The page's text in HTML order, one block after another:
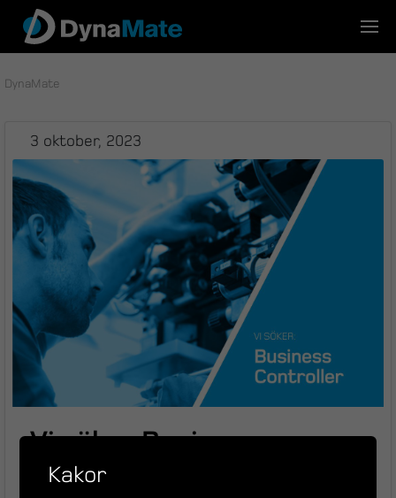
content
DynaMate
3 oktober, 2023
Vi söker Business
Controller till Södertälje
Kakor